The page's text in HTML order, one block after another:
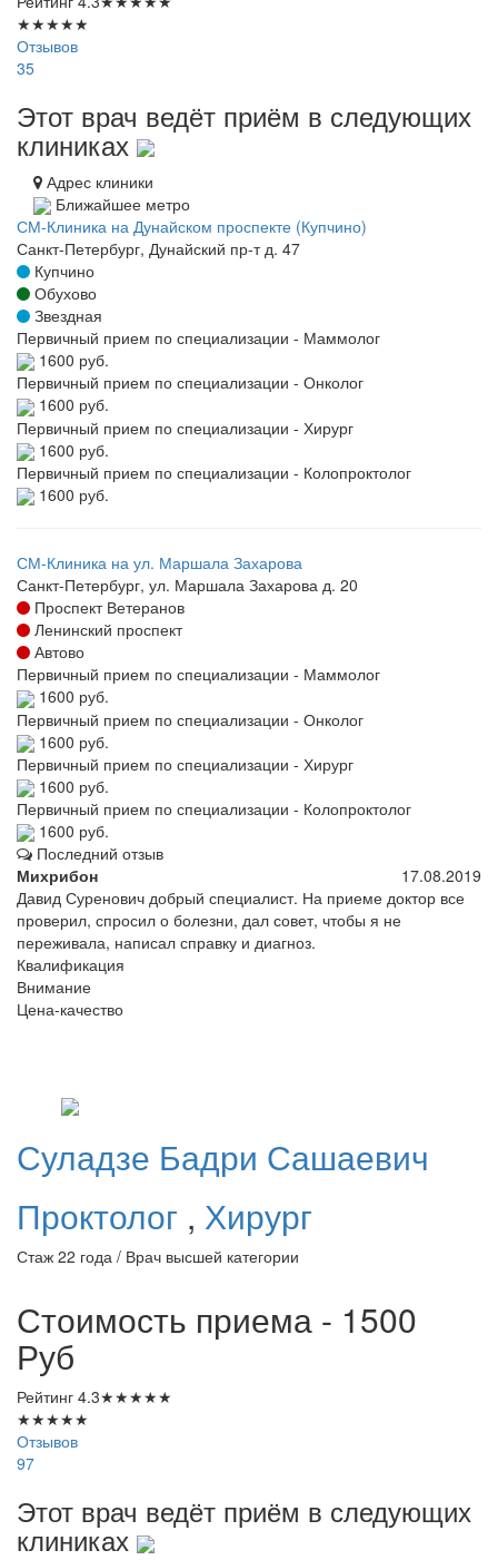
★★★★★
Отзывов
35
Этот врач ведёт приём в следующих
клиниках
Адрес клиники
Ближайшее метро
СМ-Клиника на Дунайском проспекте (Купчино)
Санкт-Петербург, Дунайский пр-т д. 47
Купчино
Обухово
Звездная
Первичный прием по специализации - Маммолог
1600 руб.
Первичный прием по специализации - Онколог
1600 руб.
Первичный прием по специализации - Хирург
1600 руб.
Первичный прием по специализации - Колопроктолог
1600 руб.
СМ-Клиника на ул. Маршала Захарова
Санкт-Петербург, ул. Маршала Захарова д. 20
Проспект Ветеранов
Ленинский проспект
Автово
Первичный прием по специализации - Маммолог
1600 руб.
Первичный прием по специализации - Онколог
1600 руб.
Первичный прием по специализации - Хирург
1600 руб.
Первичный прием по специализации - Колопроктолог
1600 руб.
Последний отзыв
Михрибон
17.08.2019
Давид Суренович добрый специалист. На приеме доктор все
проверил, спросил о болезни, дал совет, чтобы я не
переживала, написал справку и диагноз.
Квалификация
Внимание
Цена-качество
Суладзе Бадри Сашаевич
Проктолог , Хирург
Стаж 22 года / Врач высшей категории
Стоимость приема - 1500
Руб
Рейтинг 4.3★★★★★
★★★★★
Отзывов
97
Этот врач ведёт приём в следующих
клиниках